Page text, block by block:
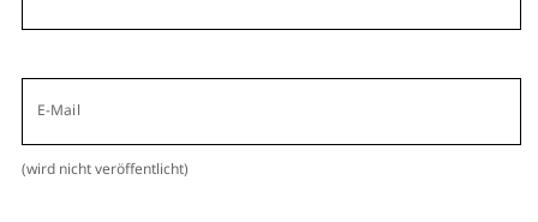
E-Mail
(wird nicht veröffentlicht)